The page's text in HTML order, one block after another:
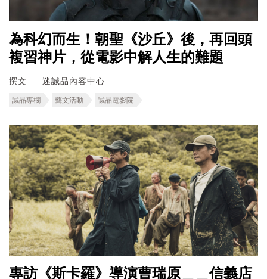
為科幻而生！朝聖《沙丘》後，再回頭
複習神片，從電影中解人生的難題
撰文 迷誠品內容中心
誠品專欄 藝文活動 誠品電影院
專訪《斯卡羅》導演曹瑞原＿＿信義店